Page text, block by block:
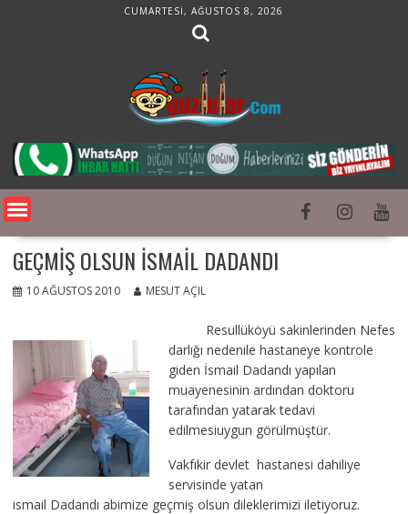
CUMARTESI, AĞUSTOS 8, 2026
GEÇMIŞ OLSUN İSMAIL DADANDI
10 AĞUSTOS 2010 MESUT AÇIL
Resullüköyü sakinlerinden Nefes
darlığı nedenile hastaneye kontrole
giden İsmail Dadandı yapılan
muayenesinin ardından doktoru
tarafından yatarak tedavi
edilmesiuygun görülmüştür.
Vakfıkir devlet hastanesi dahiliye
servisinde yatan
ismail Dadandı abimize geçmiş olsun dileklerimizi iletiyoruz.